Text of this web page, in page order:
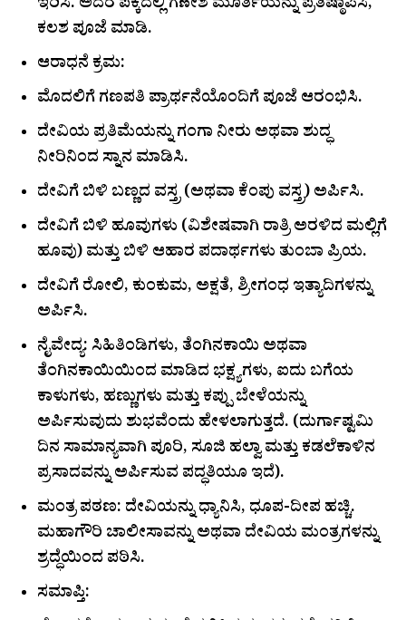
ಇರಿಸಿ. ಅದರ ಪಕ್ಕದಲ್ಲಿ ಗಣೇಶ ಮೂರ್ತಿಯನ್ನು ಪ್ರತಿಷ್ಠಾಪಿಸಿ,
ಕಲಶ ಪೂಜೆ ಮಾಡಿ.
ಆರಾಧನೆ ಕ್ರಮ:
ಮೊದಲಿಗೆ ಗಣಪತಿ ಪ್ರಾರ್ಥನೆಯೊಂದಿಗೆ ಪೂಜೆ ಆರಂಭಿಸಿ.
ದೇವಿಯ ಪ್ರತಿಮೆಯನ್ನು ಗಂಗಾ ನೀರು ಅಥವಾ ಶುದ್ಧ
ನೀರಿನಿಂದ ಸ್ನಾನ ಮಾಡಿಸಿ.
ದೇವಿಗೆ ಬಿಳಿ ಬಣ್ಣದ ವಸ್ತ್ರ (ಅಥವಾ ಕೆಂಪು ವಸ್ತ್ರ) ಅರ್ಪಿಸಿ.
ದೇವಿಗೆ ಬಿಳಿ ಹೂವುಗಳು (ವಿಶೇಷವಾಗಿ ರಾತ್ರಿ ಅರಳಿದ ಮಲ್ಲಿಗೆ
ಹೂವು) ಮತ್ತು ಬಿಳಿ ಆಹಾರ ಪದಾರ್ಥಗಳು ತುಂಬಾ ಪ್ರಿಯ.
ದೇವಿಗೆ ರೋಲಿ, ಕುಂಕುಮ, ಅಕ್ಷತೆ, ಶ್ರೀಗಂಧ ಇತ್ಯಾದಿಗಳನ್ನು
ಅರ್ಪಿಸಿ.
ನೈವೇದ್ಯ: ಸಿಹಿತಿಂಡಿಗಳು, ತೆಂಗಿನಕಾಯಿ ಅಥವಾ
ತೆಂಗಿನಕಾಯಿಯಿಂದ ಮಾಡಿದ ಭಕ್ಷ್ಯಗಳು, ಐದು ಬಗೆಯ
ಕಾಳುಗಳು, ಹಣ್ಣುಗಳು ಮತ್ತು ಕಪ್ಪು ಬೇಳೆಯನ್ನು
ಅರ್ಪಿಸುವುದು ಶುಭವೆಂದು ಹೇಳಲಾಗುತ್ತದೆ. (ದುರ್ಗಾಷ್ಟಮಿ
ದಿನ ಸಾಮಾನ್ಯವಾಗಿ ಪೂರಿ, ಸೂಜಿ ಹಲ್ವಾ ಮತ್ತು ಕಡಲೆಕಾಳಿನ
ಪ್ರಸಾದವನ್ನು ಅರ್ಪಿಸುವ ಪದ್ಧತಿಯೂ ಇದೆ).
ಮಂತ್ರ ಪಠಣ: ದೇವಿಯನ್ನು ಧ್ಯಾನಿಸಿ, ಧೂಪ-ದೀಪ ಹಚ್ಚಿ.
ಮಹಾಗೌರಿ ಚಾಲೀಸಾವನ್ನು ಅಥವಾ ದೇವಿಯ ಮಂತ್ರಗಳನ್ನು
ಶ್ರದ್ಧೆಯಿಂದ ಪಠಿಸಿ.
ಸಮಾಪ್ತಿ: